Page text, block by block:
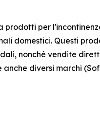
prodotti per
domestici. Questi
nonché vendite
diversi marchi